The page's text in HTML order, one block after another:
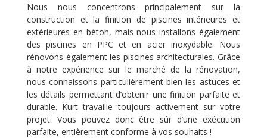
Nous nous concentrons principalement sur la
construction et la finition de piscines intérieures et
extérieures en béton, mais nous installons également
des piscines en PPC et en acier inoxydable. Nous
rénovons également les piscines architecturales. Grâce
à notre expérience sur le marché de la rénovation,
nous connaissons particulièrement bien les astuces et
les détails permettant d’obtenir une finition parfaite et
durable. Kurt travaille toujours activement sur votre
projet. Vous pouvez donc être sûr d’une exécution
parfaite, entièrement conforme à vos souhaits !